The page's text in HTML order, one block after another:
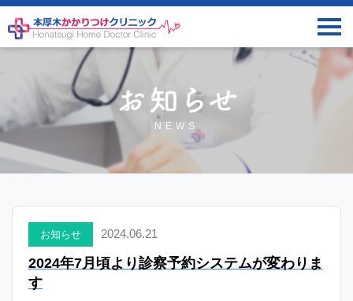
NEWS
お知らせ 2024.06.21
2024年7月頃より診察予約システムが変わりま
す